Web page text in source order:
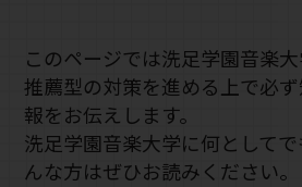
このページでは洗足学園音楽
推薦型の対策を進める上で必
報をお伝えします。
洗足学園音楽大学に何として
んな方はぜひお読みください。